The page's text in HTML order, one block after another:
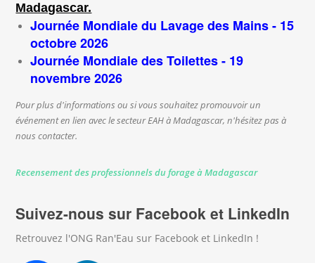
Madagascar.
Journée Mondiale du Lavage des Mains - 15
octobre 2026
Journée Mondiale des Toilettes - 19
novembre 2026
Pour plus d'informations ou si vous souhaitez promouvoir un
événement en lien avec le secteur EAH à Madagascar, n'hésitez pas à
nous contacter.
Recensement des professionnels du forage à Madagascar
Suivez-nous sur Facebook et LinkedIn
Retrouvez l'ONG Ran'Eau sur Facebook et LinkedIn !